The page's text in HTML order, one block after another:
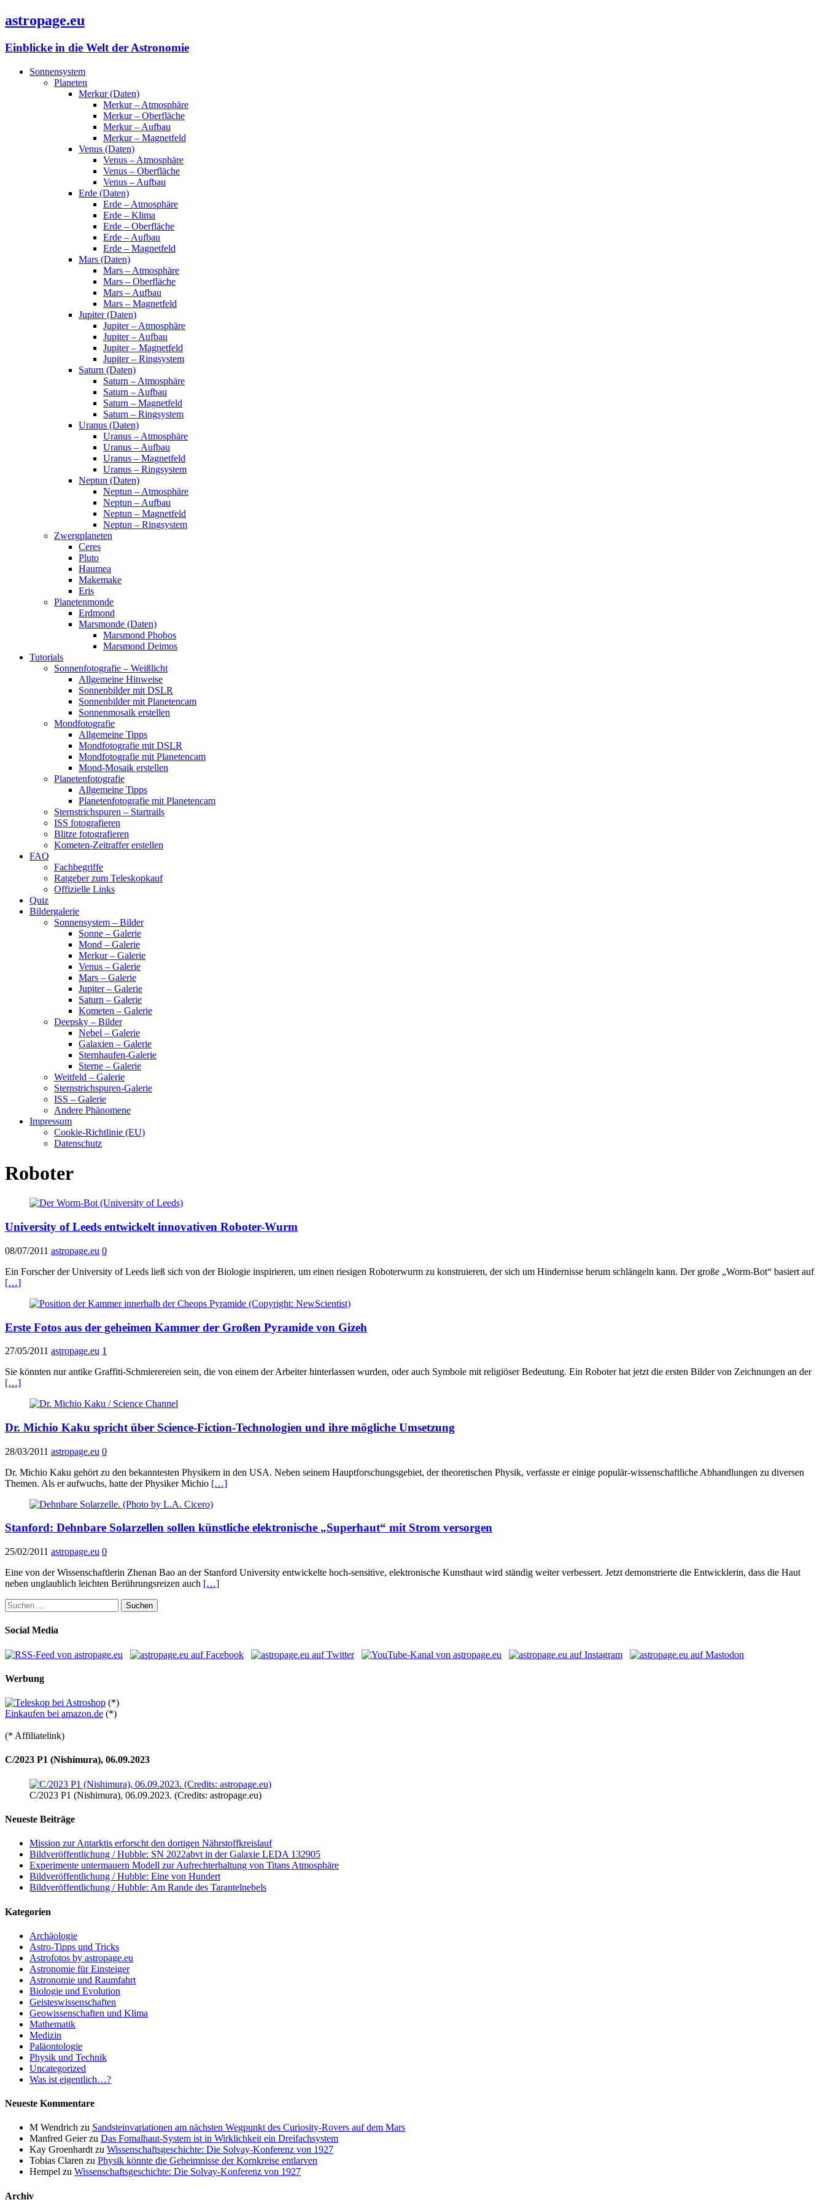
astropage.eu
Einblicke in die Welt der Astronomie
Sonnensystem
Planeten
Merkur (Daten)
Merkur – Atmosphäre
Merkur – Oberfläche
Merkur – Aufbau
Merkur – Magnetfeld
Venus (Daten)
Venus – Atmosphäre
Venus – Oberfläche
Venus – Aufbau
Erde (Daten)
Erde – Atmosphäre
Erde – Klima
Erde – Oberfläche
Erde – Aufbau
Erde – Magnetfeld
Mars (Daten)
Mars – Atmosphäre
Mars – Oberfläche
Mars – Aufbau
Mars – Magnetfeld
Jupiter (Daten)
Jupiter – Atmosphäre
Jupiter – Aufbau
Jupiter – Magnetfeld
Jupiter – Ringsystem
Saturn (Daten)
Saturn – Atmosphäre
Saturn – Aufbau
Saturn – Magnetfeld
Saturn – Ringsystem
Uranus (Daten)
Uranus – Atmosphäre
Uranus – Aufbau
Uranus – Magnetfeld
Uranus – Ringsystem
Neptun (Daten)
Neptun – Atmosphäre
Neptun – Aufbau
Neptun – Magnetfeld
Neptun – Ringsystem
Zwergplaneten
Ceres
Pluto
Haumea
Makemake
Eris
Planetenmonde
Erdmond
Marsmonde (Daten)
Marsmond Phobos
Marsmond Deimos
Tutorials
Sonnenfotografie – Weißlicht
Allgemeine Hinweise
Sonnenbilder mit DSLR
Sonnenbilder mit Planetencam
Sonnenmosaik erstellen
Mondfotografie
Allgemeine Tipps
Mondfotografie mit DSLR
Mondfotografie mit Planetencam
Mond-Mosaik erstellen
Planetenfotografie
Allgemeine Tipps
Planetenfotografie mit Planetencam
Sternstrichspuren – Startrails
ISS fotografieren
Blitze fotografieren
Kometen-Zeitraffer erstellen
FAQ
Fachbegriffe
Ratgeber zum Teleskopkauf
Offizielle Links
Quiz
Bildergalerie
Sonnensystem – Bilder
Sonne – Galerie
Mond – Galerie
Merkur – Galerie
Venus – Galerie
Mars – Galerie
Jupiter – Galerie
Saturn – Galerie
Kometen – Galerie
Deepsky – Bilder
Nebel – Galerie
Galaxien – Galerie
Sternhaufen-Galerie
Sterne – Galerie
Weitfeld – Galerie
Sternstrichspuren-Galerie
ISS – Galerie
Andere Phänomene
Impressum
Cookie-Richtlinie (EU)
Datenschutz
Roboter
University of Leeds entwickelt innovativen Roboter-Wurm
08/07/2011 astropage.eu 0
Ein Forscher der University of Leeds ließ sich von der Biologie inspirieren, um einen riesigen Roboterwurm zu konstruieren, der sich um Hindernisse herum schlängeln kann. Der große „Worm-Bot“ basiert auf
[…]
Erste Fotos aus der geheimen Kammer der Großen Pyramide von Gizeh
27/05/2011 astropage.eu 1
Sie könnten nur antike Graffiti-Schmierereien sein, die von einem der Arbeiter hinterlassen wurden, oder auch Symbole mit religiöser Bedeutung. Ein Roboter hat jetzt die ersten Bilder von Zeichnungen an der
[…]
Dr. Michio Kaku spricht über Science-Fiction-Technologien und ihre mögliche Umsetzung
28/03/2011 astropage.eu 0
Dr. Michio Kaku gehört zu den bekanntesten Physikern in den USA. Neben seinem Hauptforschungsgebiet, der theoretischen Physik, verfasste er einige populär-wissenschaftliche Abhandlungen zu diversen
Themen. Als er aufwuchs, hatte der Physiker Michio […]
Stanford: Dehnbare Solarzellen sollen künstliche elektronische „Superhaut“ mit Strom versorgen
25/02/2011 astropage.eu 0
Eine von der Wissenschaftlerin Zhenan Bao an der Stanford University entwickelte hoch-sensitive, elektronische Kunsthaut wird ständig weiter verbessert. Jetzt demonstrierte die Entwicklerin, dass die Haut
neben unglaublich leichten Berührungsreizen auch […]
Suchen
nach:
Social Media
Werbung
(*)
Einkaufen bei amazon.de (*)
(* Affiliatelink)
C/2023 P1 (Nishimura), 06.09.2023
C/2023 P1 (Nishimura), 06.09.2023. (Credits: astropage.eu)
Neueste Beiträge
Mission zur Antarktis erforscht den dortigen Nährstoffkreislauf
Bildveröffentlichung / Hubble: SN 2022abvt in der Galaxie LEDA 132905
Experimente untermauern Modell zur Aufrechterhaltung von Titans Atmosphäre
Bildveröffentlichung / Hubble: Eine von Hundert
Bildveröffentlichung / Hubble: Am Rande des Tarantelnebels
Kategorien
Archäologie
Astro-Tipps und Tricks
Astrofotos by astropage.eu
Astronomie für Einsteiger
Astronomie und Raumfahrt
Biologie und Evolution
Geisteswissenschaften
Geowissenschaften und Klima
Mathematik
Medizin
Paläontologie
Physik und Technik
Uncategorized
Was ist eigentlich…?
Neueste Kommentare
M Wendrich zu Sandsteinvariationen am nächsten Wegpunkt des Curiosity-Rovers auf dem Mars
Manfred Geierzu Das Fomalhaut-System ist in Wirklichkeit ein Dreifachsystem
Kay Groenhardt zu Wissenschaftsgeschichte: Die Solvay-Konferenz von 1927
Tobias Claren zu Physik könnte die Geheimnisse der Kornkreise entlarven
Hempel zu Wissenschaftsgeschichte: Die Solvay-Konferenz von 1927
Archiv